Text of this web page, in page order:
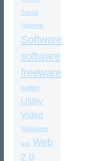
Social
Network
Software
software
freeware
twitter
Utility
Video
Wallpaper
web Web
2.0